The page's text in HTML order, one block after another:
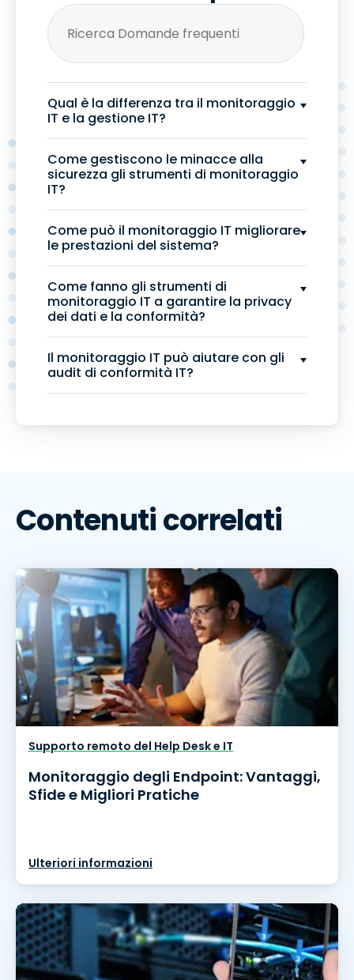
Qual è la differenza tra il monitoraggio
IT e la gestione IT?
Come gestiscono le minacce alla
sicurezza gli strumenti di monitoraggio
IT?
Come può il monitoraggio IT migliorare
le prestazioni del sistema?
Come fanno gli strumenti di
monitoraggio IT a garantire la privacy
dei dati e la conformità?
Il monitoraggio IT può aiutare con gli
audit di conformità IT?
Contenuti correlati
Supporto remoto del Help Desk e IT
Monitoraggio degli Endpoint: Vantaggi,
Sfide e Migliori Pratiche
Ulteriori informazioni